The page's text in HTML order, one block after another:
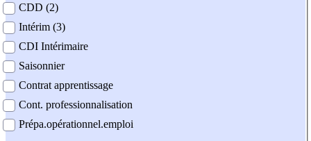
CDD (2)
Intérim (3)
CDI Intérimaire
Saisonnier
Contrat apprentissage
Cont. professionnalisation
Prépa.opérationnel.emploi